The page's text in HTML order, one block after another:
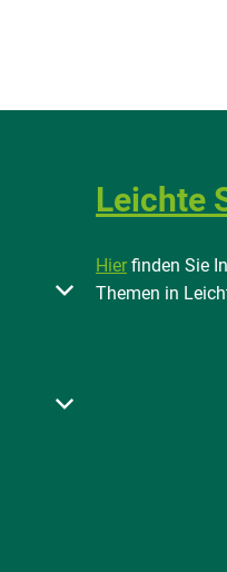
Schließzeiten
Schließzeiten
Leichte
Hier finden Sie
Themen in